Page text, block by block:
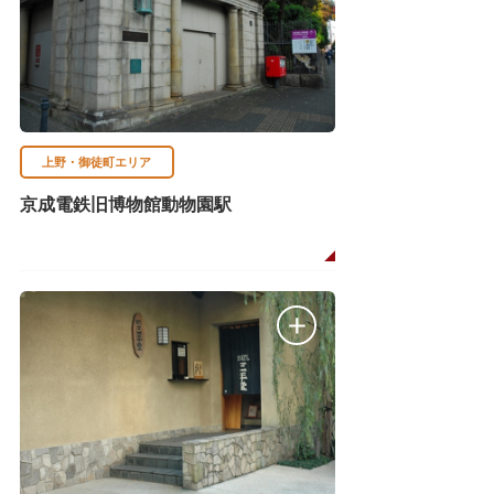
上野・御徒町エリア
京成電鉄旧博物館動物園駅